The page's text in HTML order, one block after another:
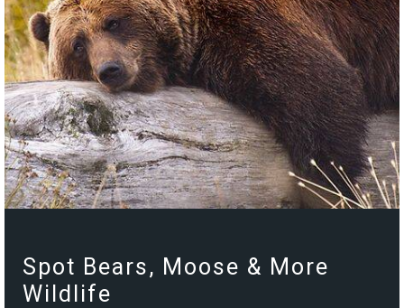
Spot Bears, Moose & More
Wildlife